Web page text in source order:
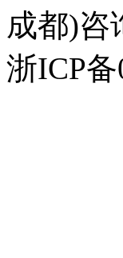
成都)咨
浙ICP